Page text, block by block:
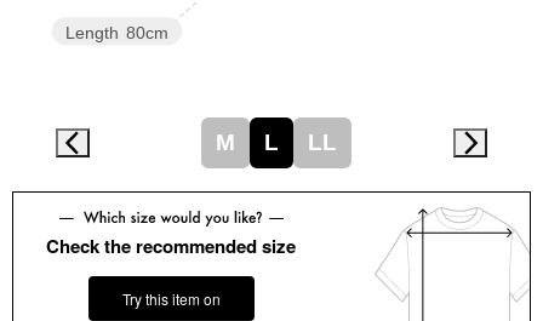
Length 80cm
M L LL
Check the recommended size
Try this item on